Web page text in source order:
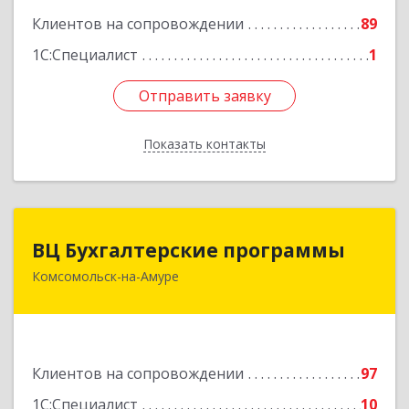
Клиентов на сопровождении
89
1С:Специалист
1
Отправить заявку
Показать контакты
Подробнее
Отправить заявку
Назад
ВЦ Бухгалтерские программы
Комсомольск-на-Амуре
Клиентов на сопровождении
97
1С:Специалист
10
681000, Хабаровский край, Комсомольск-на-